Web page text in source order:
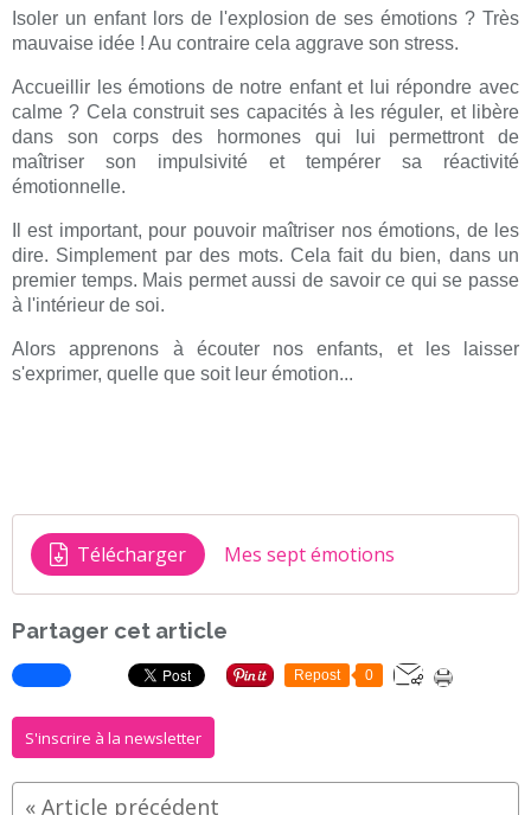
Isoler un enfant lors de l'explosion de ses émotions ? Très
mauvaise idée ! Au contraire cela aggrave son stress.
Accueillir les émotions de notre enfant et lui répondre avec
calme ? Cela construit ses capacités à les réguler, et libère
dans son corps des hormones qui lui permettront de
maîtriser son impulsivité et tempérer sa réactivité
émotionnelle.
Il est important, pour pouvoir maîtriser nos émotions, de les
dire. Simplement par des mots. Cela fait du bien, dans un
premier temps. Mais permet aussi de savoir ce qui se passe
à l'intérieur de soi.
Alors apprenons à écouter nos enfants, et les laisser
s'exprimer, quelle que soit leur émotion...
Télécharger Mes sept émotions
Partager cet article
Repost 0
S'inscrire à la newsletter